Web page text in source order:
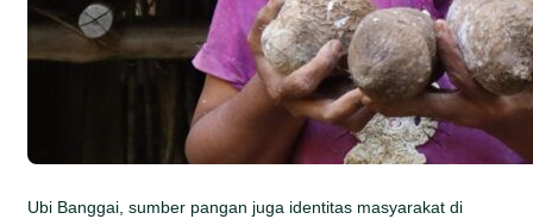
Ubi Banggai, sumber pangan juga identitas masyarakat di